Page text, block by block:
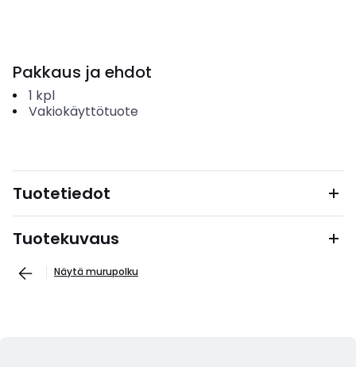
Pakkaus ja ehdot
1 kpl
Vakiokäyttötuote
Tuotetiedot
Tuotekuvaus
Näytä murupolku